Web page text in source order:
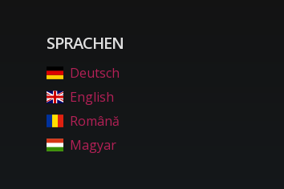
SPRACHEN
Deutsch
English
Română
Magyar